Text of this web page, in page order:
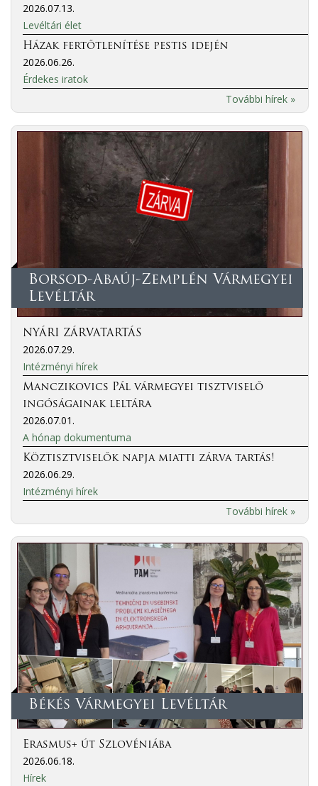
2026.07.13.
Levéltári élet
Házak fertőtlenítése pestis idején
2026.06.26.
Érdekes iratok
További hírek »
Borsod-Abaúj-Zemplén Vármegyei
Levéltár
NYÁRI ZÁRVATARTÁS
2026.07.29.
Intézményi hírek
Manczikovics Pál vármegyei tisztviselő
ingóságainak leltára
2026.07.01.
A hónap dokumentuma
Köztisztviselők napja miatti zárva tartás!
2026.06.29.
Intézményi hírek
További hírek »
Békés Vármegyei Levéltár
Erasmus+ út Szlovéniába
2026.06.18.
Hírek